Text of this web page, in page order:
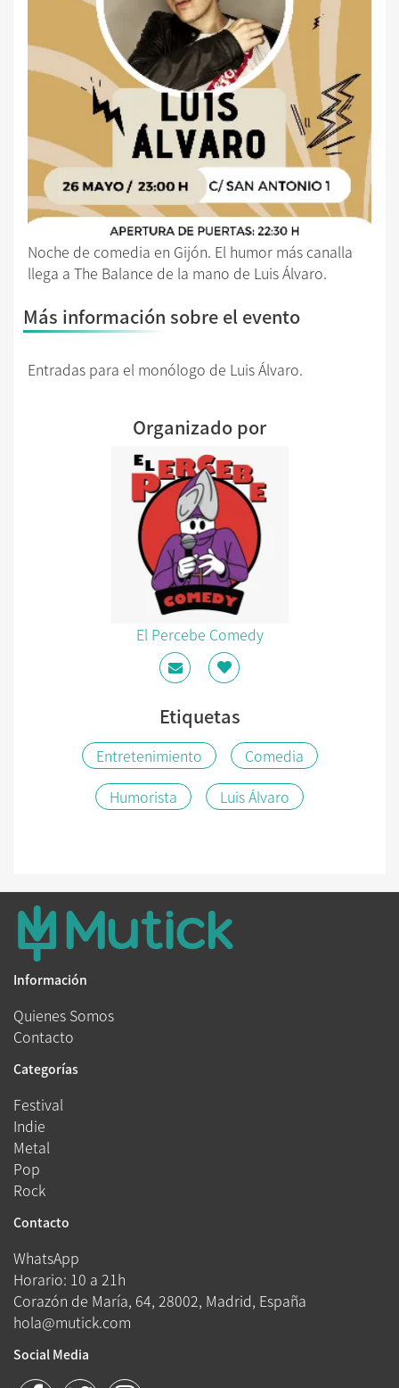
Noche de comedia en Gijón. El humor más canalla
llega a The Balance de la mano de Luis Álvaro.
Más información sobre el evento
Entradas para el monólogo de Luis Álvaro.
Organizado por
El Percebe Comedy
Etiquetas
Entretenimiento
Comedia
Humorista
Luis Álvaro
Información
Quienes Somos
Contacto
Categorías
Festival
Indie
Metal
Pop
Rock
Contacto
WhatsApp
Horario: 10 a 21h
Corazón de María, 64, 28002, Madrid, España
hola@mutick.com
Social Media